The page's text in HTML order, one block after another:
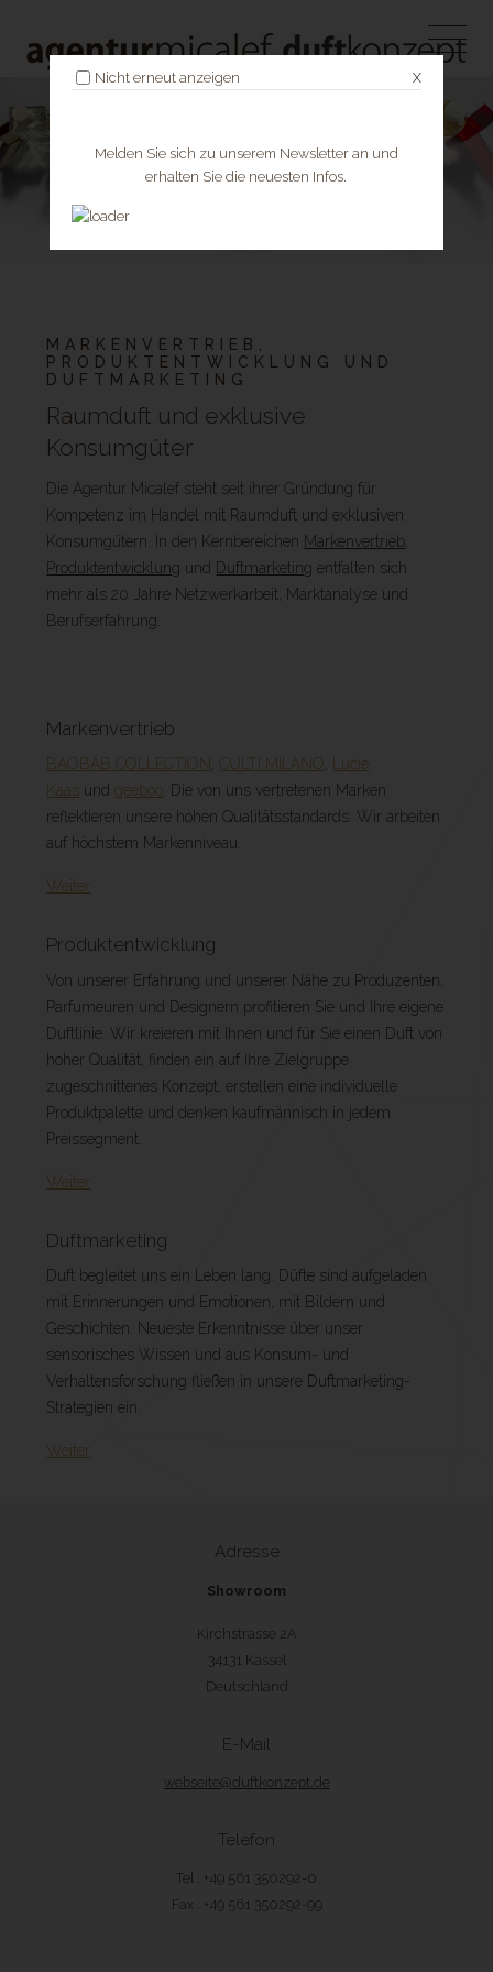
MARKENVERTRIEB,
PRODUKTENTWICKLUNG UND
DUFTMARKETING
Raumduft und exklusive
Konsumgüter
Die Agentur Micalef steht seit ihrer Gründung für
Kompetenz im Handel mit Raumduft und exklusiven
Konsumgütern. In den Kernbereichen Markenvertrieb
Produktentwicklung und Duftmarketing entfalten sich
mehr als 20 Jahre Netzwerkarbeit, Marktanalyse und
Berufserfahrung.
Markenvertrieb
BAOBAB COLLECTION,CULTI MILANO, Lucie
Kaas undqeeboo. Die von uns vertretenen Marken
reflektieren unsere hohen Qualitätsstandards. Wir arbeiten
auf höchstem Markenniveau.
Weiter
Produktentwicklung
Von unserer Erfahrung und unserer Nähe zu Produzenten,
Parfumeuren und Designern profitieren Sie und Ihre eigene
Duftlinie. Wir kreieren mit Ihnen und für Sie einen Duft von
hoher Qualität, finden ein auf Ihre Zielgruppe
zugeschnittenes Konzept, erstellen eine individuelle
Produktpalette und denken kaufmännisch in jedem
Preissegment.
Weiter
Duftmarketing
Duft begleitet uns ein Leben lang. Düfte sind aufgeladen
mit Erinnerungen und Emotionen, mit Bildern und
Geschichten. Neueste Erkenntnisse über unser
sensorisches Wissen und aus Konsum- und
Verhaltensforschung fließen in unsere Duftmarketing-
Strategien ein.
Weiter
Adresse
Showroom
Kirchstrasse 2A
34131 Kassel
Deutschland
E-Mail
webseite@duftkonzept.de
Telefon
Tel . +49 561 350292-0
Fax : +49 561 350292-99
Nicht erneut anzeigen X
Melden Sie sich zu unserem Newsletter an und
erhalten Sie die neuesten Infos.